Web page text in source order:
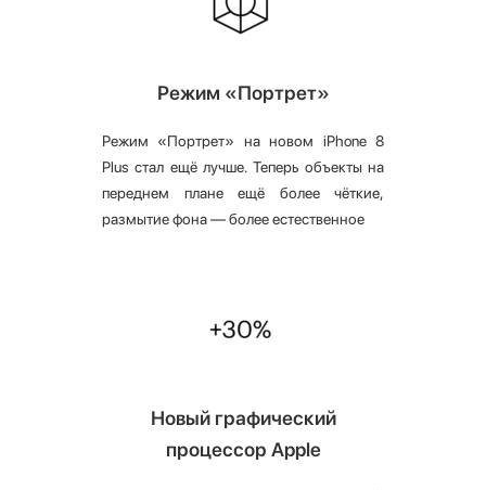
Режим «Портрет»
Режим «Портрет» на новом iPhone 8
Plus стал ещё лучше. Теперь объекты на
переднем плане ещё более чёткие,
размытие фона — более естественное
Новый графический
процессор Apple